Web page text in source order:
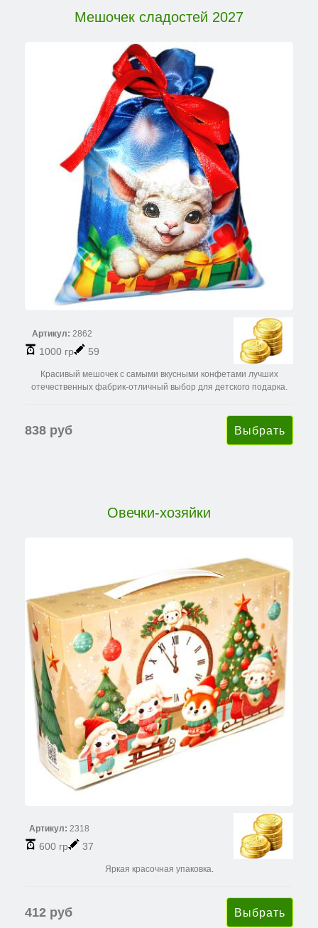
Мешочек сладостей 2027
Артикул: 2862
1000 гр 59
Красивый мешочек с самыми вкусными конфетами лучших
отечественных фабрик-отличный выбор для детского подарка.
838 руб
Овечки-хозяйки
Артикул: 2318
600 гр 37
Яркая красочная упаковка.
412 руб